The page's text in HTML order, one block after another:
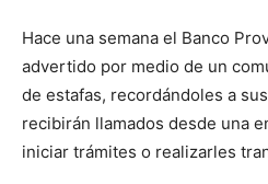
Hace una semana el Banco
advertido por medio de un
de estafas, recordándoles a
recibirán llamados desde una
iniciar trámites o realizarles